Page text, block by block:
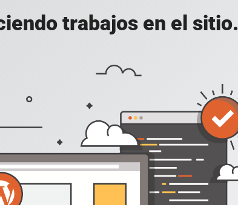
trabajos en el sitio.